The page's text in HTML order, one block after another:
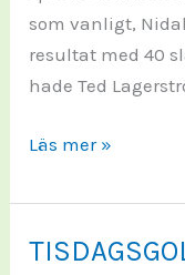
som vanligt,
resultat med 40
hade Ted
TISDAGSGOLFEN
12:
Läs mer »